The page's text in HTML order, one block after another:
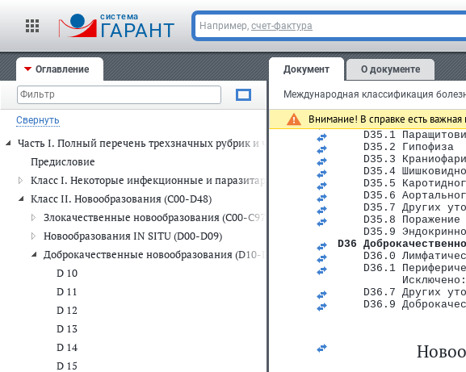
cистема
ГАРАНТ Например, счет-фактура
Оглавление
Свернуть
Часть I. Полный перечень трехзначных рубрик и четырехзначных подрубрик
Предисловие
Класс I. Некоторые инфекционные и паразитарные болезни (A00-B99)
Класс II. Новообразования (C00-D48)
Злокачественные новообразования (C00-C97)
Новообразования IN SITU (D00-D09)
Доброкачественные новообразования (D10-D36)
D 10
D 11
D 12
D 13
D 14
D 15
Документ О документе
Международная классификация
Внимание! В справке есть
D33.9
D34
D35
желез
    Исключено:
вилочковой
островковых
    яичка (D29.2)
    яичника (D27)
D35.0
D35.1
    D35.2 Гипофиза
D35.3
D35.4
D35.5
D35.6
D35.7 Других
D35.8 Поражение
D35.9
D36
D36.0
D36.1
D36.7 Других
D36.9